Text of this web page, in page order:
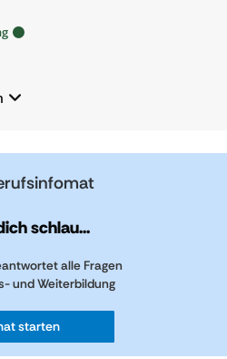
schlau...
alle Fragen
und Weiterbildung
starten